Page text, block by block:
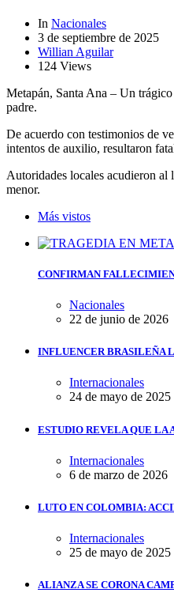
In Nacionales
3 de septiembre de 2025
Willian Aguilar
124 Views
Metapán, Santa Ana – Un
padre.
De acuerdo con testimonios de
intentos de auxilio, resultaron
Autoridades locales acudieron al
menor.
Más vistos
CONFIRMAN
Nacionales
22 de junio de 2026
INFLUENCER BRASILEÑA
Internacionales
24 de mayo de 2025
ESTUDIO REVELA QUE LA
Internacionales
6 de marzo de 2026
LUTO EN COLOMBIA:
Internacionales
25 de mayo de 2025
ALIANZA SE CORONA